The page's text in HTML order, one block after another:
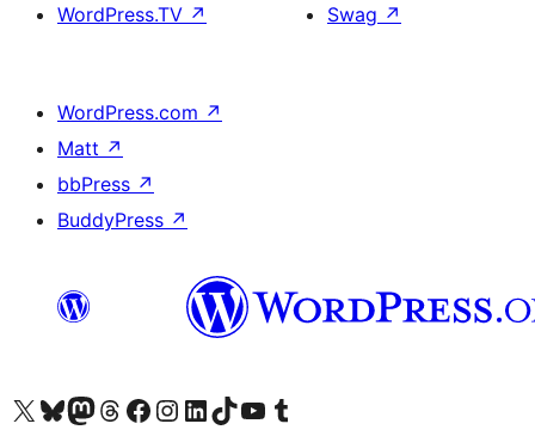
WordPress.TV ↗
Swag ↗
WordPress.com ↗
Matt ↗
bbPress ↗
BuddyPress ↗
Посетите нас в X (ранее Twitter)
Посетите нашу учётную запись в Bluesky
Посетите нашу ленту в Mastodon
Посетите нашу учётную запись в Threads
Посетите нашу страницу на Facebook
Посетите наш Instagram
Посетите нашу страницу в LinkedIn
Посетите нашу учётную запись в TikTok
Посетите наш канал YouTube
Посетите нашу учётную запись в Tumblr